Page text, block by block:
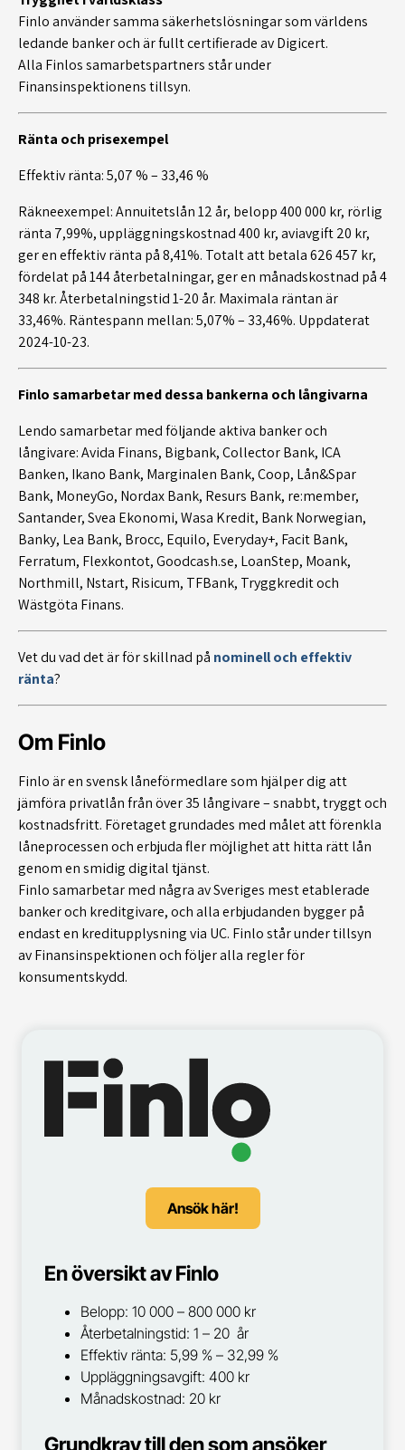
Ansök här!
En översikt av Finlo
Belopp: 10 000 – 800 000 kr
Återbetalningstid: 1 – 20 år
Effektiv ränta: 5,99 % – 32,99 %
Uppläggningsavgift: 400 kr
Månadskostnad: 20 kr
Grundkrav till den som ansöker
Finlo använder samma säkerhetslösningar som världens
ledande banker och är fullt certifierade av Digicert.
Alla Finlos samarbetspartners står under
Finansinspektionens tillsyn.
Ränta och prisexempel
Effektiv ränta: 5,07 % – 33,46 %
Räkneexempel: Annuitetslån 12 år, belopp 400 000 kr, rörlig
ränta 7,99%, uppläggningskostnad 400 kr, aviavgift 20 kr,
ger en effektiv ränta på 8,41%. Totalt att betala 626 457 kr,
fördelat på 144 återbetalningar, ger en månadskostnad på 4
348 kr. Återbetalningstid 1-20 år. Maximala räntan är
33,46%. Räntespann mellan: 5,07% – 33,46%. Uppdaterat
2024-10-23.
Finlo samarbetar med dessa bankerna och långivarna
Lendo samarbetar med följande aktiva banker och
långivare: Avida Finans, Bigbank, Collector Bank, ICA
Banken, Ikano Bank, Marginalen Bank, Coop, Lån&Spar
Bank, MoneyGo, Nordax Bank, Resurs Bank, re:member,
Santander, Svea Ekonomi, Wasa Kredit, Bank Norwegian,
Banky, Lea Bank, Brocc, Equilo, Everyday+, Facit Bank,
Ferratum, Flexkontot, Goodcash.se, LoanStep, Moank,
Northmill, Nstart, Risicum, TFBank, Tryggkredit och
Wästgöta Finans.
Vet du vad det är för skillnad på nominell och effektiv
ränta?
Om Finlo
Finlo är en svensk låneförmedlare som hjälper dig att
jämföra privatlån från över 35 långivare – snabbt, tryggt och
kostnadsfritt. Företaget grundades med målet att förenkla
låneprocessen och erbjuda fler möjlighet att hitta rätt lån
genom en smidig digital tjänst.
Finlo samarbetar med några av Sveriges mest etablerade
banker och kreditgivare, och alla erbjudanden bygger på
endast en kreditupplysning via UC. Finlo står under tillsyn
av Finansinspektionen och följer alla regler för
konsumentskydd.